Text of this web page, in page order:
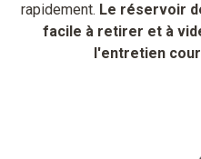
rapidement. Le réservoir
facile à retirer et à
l'entretien